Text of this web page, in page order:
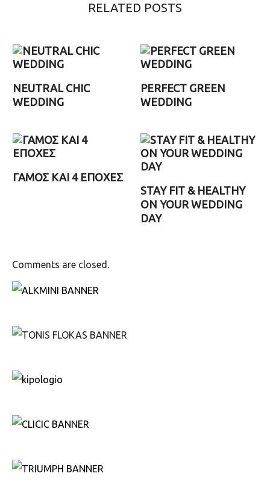
RELATED POSTS
NEUTRAL CHIC
WEDDING
PERFECT GREEN
WEDDING
ΓΑΜΟΣ ΚΑΙ 4 ΕΠΟΧΕΣ
STAY FIT & HEALTHY
ON YOUR WEDDING
DAY
Comments are closed.